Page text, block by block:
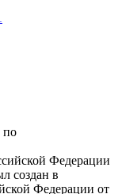
по
Федерации
создан в
Федерации от